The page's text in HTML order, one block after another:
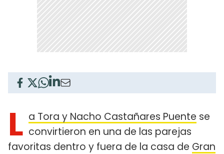
L a Tora y Nacho Castañares Puente se
convirtieron en una de las parejas
favoritas dentro y fuera de la casa de Gran